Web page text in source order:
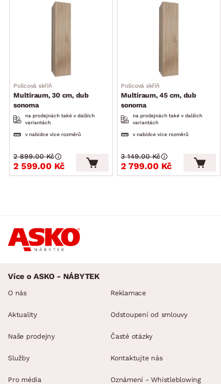
Policová skříň
Multiraum, 30 cm, dub
sonoma
na prodejnách také v dalších
variantách
v nabídce více rozměrů
2 599.00 Kč
2 899.00 Kč
Policová skříň
Multiraum, 45 cm, dub
sonoma
na prodejnách také v dalších
variantách
v nabídce více rozměrů
2 799.00 Kč
3 149.00 Kč
Více o ASKO - NÁBYTEK
O nás
Aktuality
Naše prodejny
Služby
Pro média
Reklamace
Odstoupení od smlouvy
Časté otázky
Kontaktujte nás
Oznámení - Whistleblowing